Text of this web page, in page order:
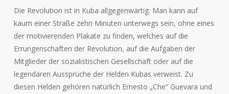
Die Revolution ist in Kuba allgegenwärtig. Man kann auf
kaum einer Straße zehn Minuten unterwegs sein, ohne eines
der motivierenden Plakate zu finden, welches auf die
Errungenschaften der Revolution, auf die Aufgaben der
Mitglieder der sozialistischen Gesellschaft oder auf die
legendären Aussprüche der Helden Kubas verweist. Zu
diesen Helden gehören natürlich Ernesto „Che“ Guevara und